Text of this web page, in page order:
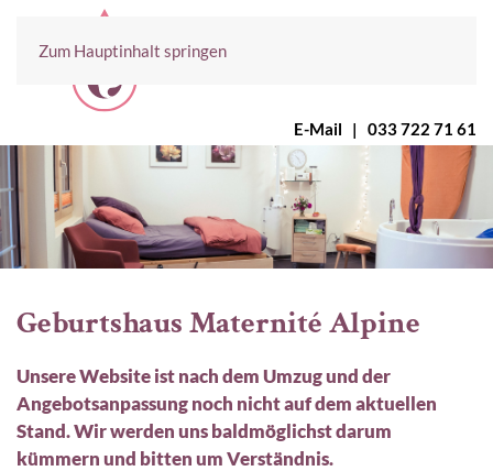
Zum Hauptinhalt springen
E-Mail | 033 722 71 61
Geburtshaus Maternité Alpine
Unsere Website ist nach dem Umzug und der
Angebotsanpassung noch nicht auf dem aktuellen
Stand. Wir werden uns baldmöglichst darum
kümmern und bitten um Verständnis.